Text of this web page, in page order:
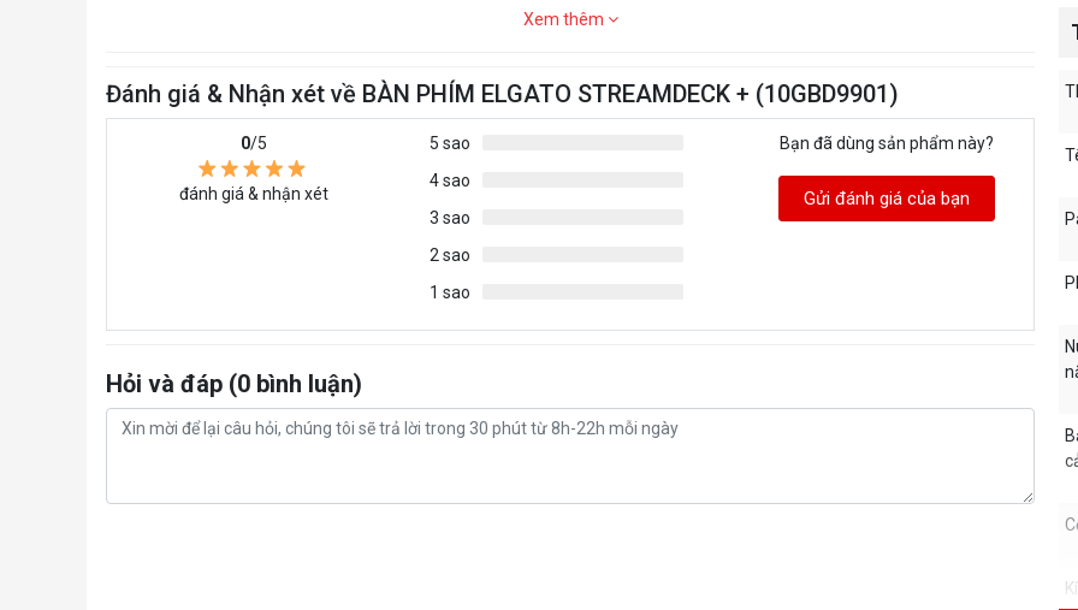
Xem thêm
Đánh giá & Nhận xét về BÀN PHÍM ELGATO STREAMDECK + (10GBD9901)
0/5
đánh giá & nhận xét
5 sao
4 sao
3 sao
2 sao
1 sao
Bạn đã dùng sản phẩm này?
Gửi đánh giá của bạn
Hỏi và đáp (0 bình luận)